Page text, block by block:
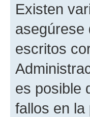
Existen
asegúrese
escritos
es posible
fallos en